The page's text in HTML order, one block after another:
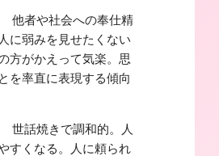
者や社会への奉仕精
に弱みを見せたくない
方がかえって気楽。思
を率直に表現する傾向
話焼きで調和的。人
すくなる。人に頼られ